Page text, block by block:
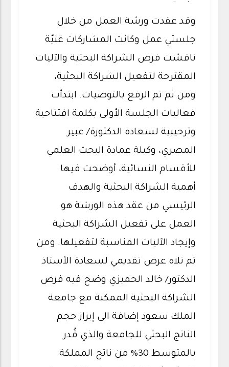
وقد عقدت ورشة العمل من خلال
جلستي عمل وكانت المشاركات غنيّة
ناقشت فرص الشراكة البحثية والآليات
المقترحة لتفعيل الشراكة البحثية،
ومن ثم تم الرفع بالتوصيات. ابتدأت
فعاليات الجلسة الأولى بكلمة افتتاحية
وترحيبية لسعادة الدكتورة/ عبير
المصري، وكيلة عمادة البحث العلمي
للأقسام النسائية، أوضحت فيها
أهمية الشراكة البحثية والهدف
الرئيسي من عقد هذه الورشة هو
العمل على تفعيل الشراكة البحثية
وإيجاد الآليات المناسبة لتفعيلها. ومن
ثم تلاه عرض تقديمي لسعادة الأستاذ
الدكتور/ خالد الحميزي وضح فيه فرص
الشراكة البحثية الممكنة مع جامعة
الملك سعود إضافة الى إبراز حجم
الناتج البحثي للجامعة والذي قُدر
بالمتوسط 30% من ناتج المملكة